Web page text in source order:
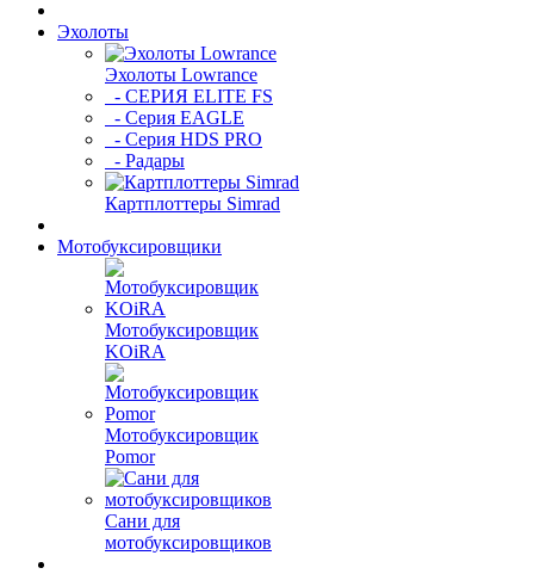
Эхолоты
Эхолоты Lowrance
- СЕРИЯ ELITE FS
- Серия EAGLE
- Серия HDS PRO
- Радары
Картплоттеры Simrad
Мотобуксировщики
Мотобуксировщик
KOiRA
Мотобуксировщик
Pomor
Сани для
мотобуксировщиков